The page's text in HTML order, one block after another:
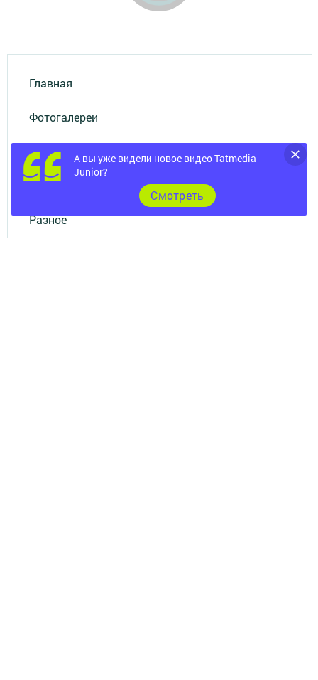
Главная
Фотогалереи
Опросы
Документы
Разное
А вы уже видели новое видео Tatmedia
Junior?
Cмотреть